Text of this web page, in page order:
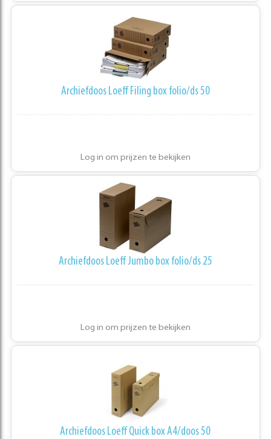
Archiefdoos Loeff Filing box folio/ds 50
Log in om prijzen te bekijken
Archiefdoos Loeff Jumbo box folio/ds 25
Log in om prijzen te bekijken
Archiefdoos Loeff Quick box A4/doos 50